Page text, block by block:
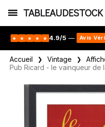
TABLEAUDESTOCK
★ ★ ★ ★ ★ 4.9/5 — Avis
Accueil Vintage
Pub Ricard - le vainqueur de